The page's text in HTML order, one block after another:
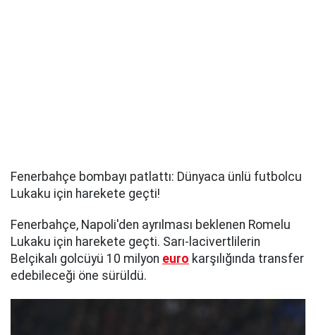
Fenerbahçe bombayı patlattı: Dünyaca ünlü futbolcu
Lukaku için harekete geçti!
Fenerbahçe, Napoli'den ayrılması beklenen Romelu
Lukaku için harekete geçti. Sarı-lacivertlilerin
Belçikalı golcüyü 10 milyon euro karşılığında transfer
edebileceği öne sürüldü.